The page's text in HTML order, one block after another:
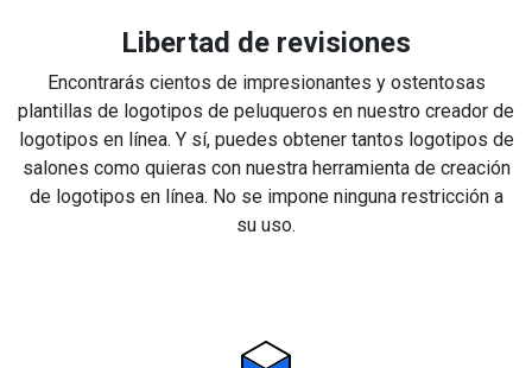
Libertad de revisiones
Encontrarás cientos de impresionantes y ostentosas
plantillas de logotipos de peluqueros en nuestro creador de
logotipos en línea. Y sí, puedes obtener tantos logotipos de
salones como quieras con nuestra herramienta de creación
de logotipos en línea. No se impone ninguna restricción a
su uso.